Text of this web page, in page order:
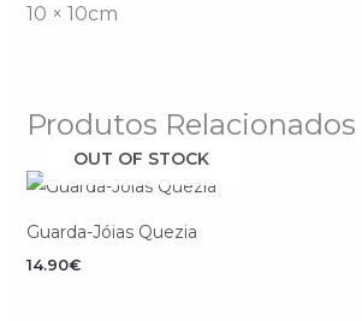
10 × 10cm
Produtos Relacionados
OUT OF STOCK
Guarda-Jóias Quezia
14.90€